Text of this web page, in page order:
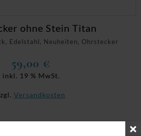
Edelstahl, Neuheiten, Ohrstecker
ohne Stein Titan
59,00 €
inkl. 19 % MwSt.
Versandkosten